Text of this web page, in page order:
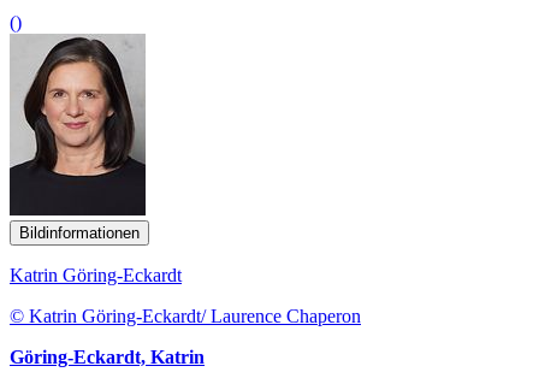
()
Bildinformationen
Katrin Göring-Eckardt
© Katrin Göring-Eckardt/ Laurence Chaperon
Göring-Eckardt, Katrin